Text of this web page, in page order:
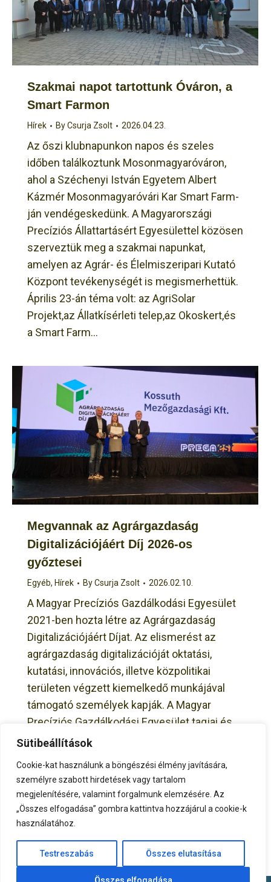
Sütibeállítások
Cookie-kat használunk a böngészési élmény javítására,
személyre szabott hirdetések vagy tartalom
megjelenítésére, valamint forgalmunk elemzésére. Az
„Összes elfogadása” gombra kattintva hozzájárul a cookie-k
használatához.
Testreszabás Összes elutasítása
Szakmai napot tartottunk Óváron, a
Smart Farmon
Hírek ByCsurja Zsolt 2026.04.23.
Az őszi klubnapunkon napos és szeles
időben találkoztunk Mosonmagyaróváron,
ahol a Széchenyi István Egyetem Albert
Kázmér Mosonmagyaróvári Kar Smart Farm-
ján vendégeskedünk. A Magyarországi
Precíziós Állattartásért Egyesülettel közösen
szerveztük meg a szakmai napunkat,
amelyen az Agrár- és Élelmiszeripari Kutató
Központ tevékenységét is megismerhettük.
Április 23-án téma volt: az AgriSolar
Projekt,az Állatkísérleti telep,az Okoskert,és
a Smart Farm…
Megvannak az Agrárgazdaság
Digitalizációjáért Díj 2026-os
győztesei
Egyéb, Hírek ByCsurja Zsolt 2026.02.10.
A Magyar Precíziós Gazdálkodási Egyesület
2021-ben hozta létre az Agrárgazdaság
Digitalizációjáért Díjat. Az elismerést az
agrárgazdaság digitalizációját oktatási,
kutatási, innovációs, illetve közpolitikai
területen végzett kiemelkedő munkájával
támogató személyek kapják. A Magyar
Precíziós Gazdálkodási Egyesület tagjai és
tagszervezetei számára fontos, hogy a
eredményt elérő személyek munkáját
elismerjék, szerepüket megismerhesse a
szakmai közösség, illetve…